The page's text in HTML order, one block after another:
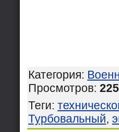
Категория:
Просмотров:
Теги:
Турбовальный,